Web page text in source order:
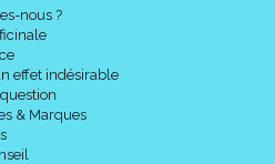
nous ?
effet indésirable
& Marques